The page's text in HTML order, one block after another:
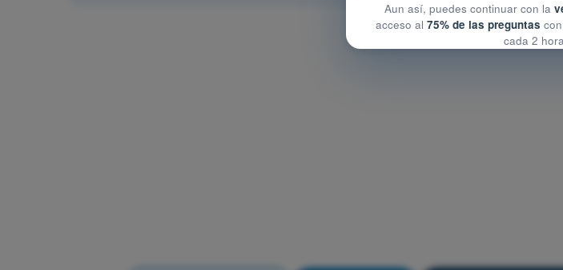
Aun así, puedes continuar con la
acceso al 75% de las preguntas
cada 2